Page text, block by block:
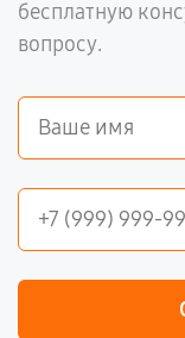
бесплатную
вопросу.